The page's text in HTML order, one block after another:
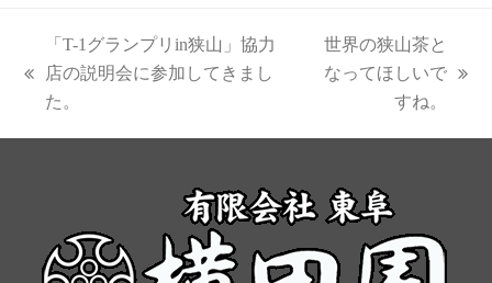
e
b
o
n
t
r
i
t
e
u
t
b
S
previous
post:
「T-1グランプリin狭山」協力
店の説明会に参加してきまし
た。
next
世界の狭山茶と
なってほしいで
すね。